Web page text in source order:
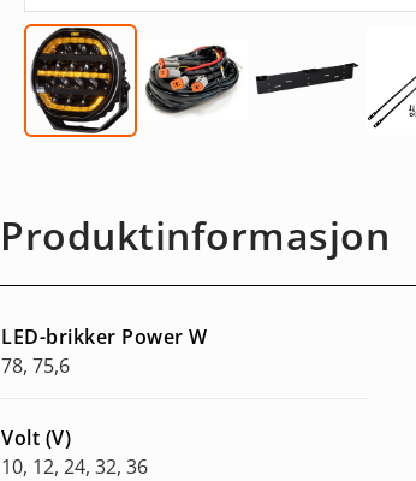
Produktinformasjon
LED-brikker Power W
78, 75,6
Volt (V)
10, 12, 24, 32, 36